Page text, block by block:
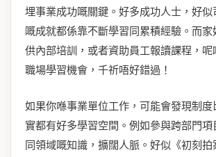
埋事業成功嘅關鍵。好多成功人士，好
嘅成就都係靠不斷學習同累積經驗。而
供內部培訓，或者資助員工報讀課程，
職場學習機會，千祈唔好錯過！
如果你喺事業單位工作，可能會發現制
實都有好多學習空間。例如參與跨部門
同領域嘅知識，擴闊人脈。好似《初刻